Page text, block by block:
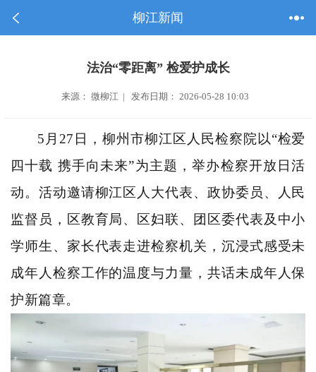
柳江新闻
法治“零距离” 检爱护成长
来源： 微柳江 | 发布日期： 2026-05-28 10:03
5月27日，柳州市柳江区人民检察院以“检爱
四十载 携手向未来”为主题，举办检察开放日活
动。活动邀请柳江区人大代表、政协委员、人民
监督员，区教育局、区妇联、团区委代表及中小
学师生、家长代表走进检察机关，沉浸式感受未
成年人检察工作的温度与力量，共话未成年人保
护新篇章。